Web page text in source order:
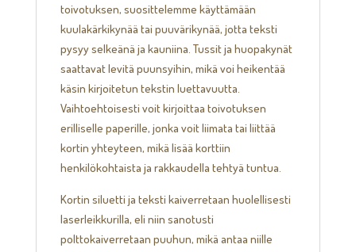
toivotuksen, suosittelemme käyttämään
kuulakärkikynää tai puuvärikynää, jotta teksti
pysyy selkeänä ja kauniina. Tussit ja huopakynät
saattavat levitä puunsyihin, mikä voi heikentää
käsin kirjoitetun tekstin luettavuutta.
Vaihtoehtoisesti voit kirjoittaa toivotuksen
erilliselle paperille, jonka voit liimata tai liittää
kortin yhteyteen, mikä lisää korttiin
henkilökohtaista ja rakkaudella tehtyä tuntua.
Kortin siluetti ja teksti kaiverretaan huolellisesti
laserleikkurilla, eli niin sanotusti
polttokaiverretaan puuhun, mikä antaa niille